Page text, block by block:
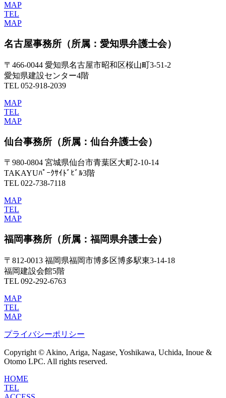
MAP
TEL
MAP
名古屋事務所 （所属：愛知県弁護士会）
〒466-0044 愛知県名古屋市昭和区桜山町3-51-2
愛知県建設センター4階
TEL 052-918-2039
MAP
TEL
MAP
仙台事務所 （所属：仙台弁護士会）
〒980-0804 宮城県仙台市青葉区大町2-10-14
TAKAYUﾊﾟｰｸｻｲﾄﾞﾋﾞﾙ3階
TEL 022-738-7118
MAP
TEL
MAP
福岡事務所 （所属：福岡県弁護士会）
〒812-0013 福岡県福岡市博多区博多駅東3-14-18
福岡建設会館5階
TEL 092-292-6763
MAP
TEL
MAP
プライバシーポリシー
Copyright © Akino, Ariga, Nagase, Yoshikawa, Uchida, Inoue &
Otomo LPC. All rights reserved.
HOME
TEL